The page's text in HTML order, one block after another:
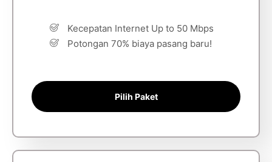
Kecepatan Internet Up to 50 Mbps
Potongan 70% biaya pasang baru!
Pilih Paket